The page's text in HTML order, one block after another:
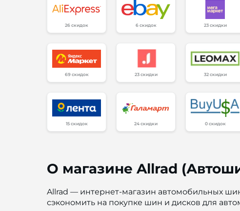
26 скидок 6 скидок 23 скидки
69 скидок 23 скидки 32 скидки
15 скидок 24 скидки 0 скидок
О магазине Allrad
Allrad — интернет-магазин автомобильных
сэкономить на покупке шин и дисков для